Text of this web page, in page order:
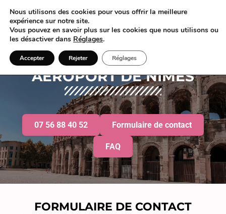
07 56 88 40 52
RÉSERVATION TAXI
AÉROPORT DE NÎMES
07 56 88 40 52 Formulaire de contact
FAQ
FORMULAIRE DE CONTACT
Nous utilisons des cookies pour vous offrir la meilleure
expérience sur notre site.
Vous pouvez en savoir plus sur les cookies que nous utilisons ou
les désactiver dans Réglages.
Accepter Rejeter Réglages